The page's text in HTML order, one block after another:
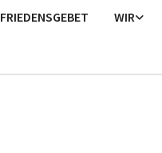
FRIEDENSGEBET WIR